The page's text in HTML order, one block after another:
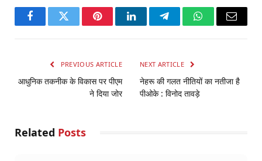
FacebookTwitter PinterestLinkedInTelegramWhatsApp
Email
PREVIOUS ARTICLE
आधुनिक तकनीक के विकास पर पीएम
ने दिया जोर
NEXT ARTICLE
नेहरू की गलत नीतियों का नतीजा है
पीओके : विनोद तावड़े
Related Posts